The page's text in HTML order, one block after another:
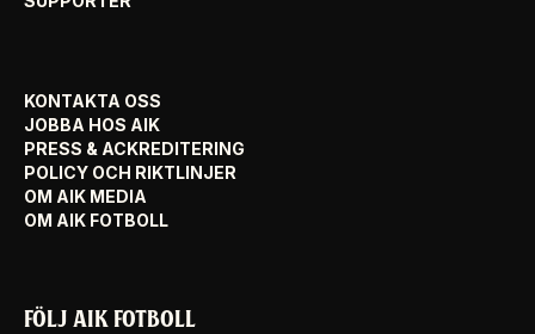
KONTAKTA OSS
JOBBA HOS AIK
PRESS & ACKREDITERING
POLICY OCH RIKTLINJER
OM AIK MEDIA
OM AIK FOTBOLL
FÖLJ AIK FOTBOLL